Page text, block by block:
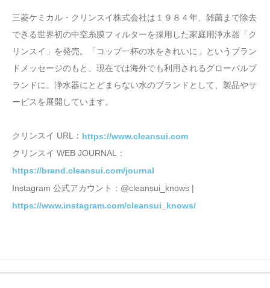
三菱ケミカル・クリンスイ株式会社は１９８４年、雑菌まで除去
できる世界初の中空糸膜フィルターを採用した家庭用浄水器「ク
リンスイ」を発売。「コップ一杯の水をきれいに」というブラン
ドメッセージのもと、現在では海外でも利用されるグローバルブ
ランドに。浄水器にとどまらない水のブランドとして、製品やサ
ービスを展開しています。
クリンスイ URL： https://www.cleansui.com
クリンスイ WEB JOURNAL：
https://brand.cleansui.com/journal
Instagram 公式アカウント：@cleansui_knows |
https://www.instagram.com/cleansui_knows/